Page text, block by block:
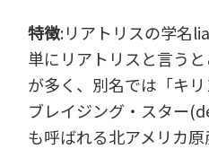
特徴:リアトリスの学名
単にリアトリスと言う
が多く、別名では「キ
ブレイジング・スター
も呼ばれる北アメリカ原